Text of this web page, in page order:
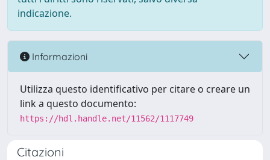
indicazione.
Informazioni
Utilizza questo identificativo per citare o creare un
link a questo documento:
https://hdl.handle.net/11562/1117749
Citazioni